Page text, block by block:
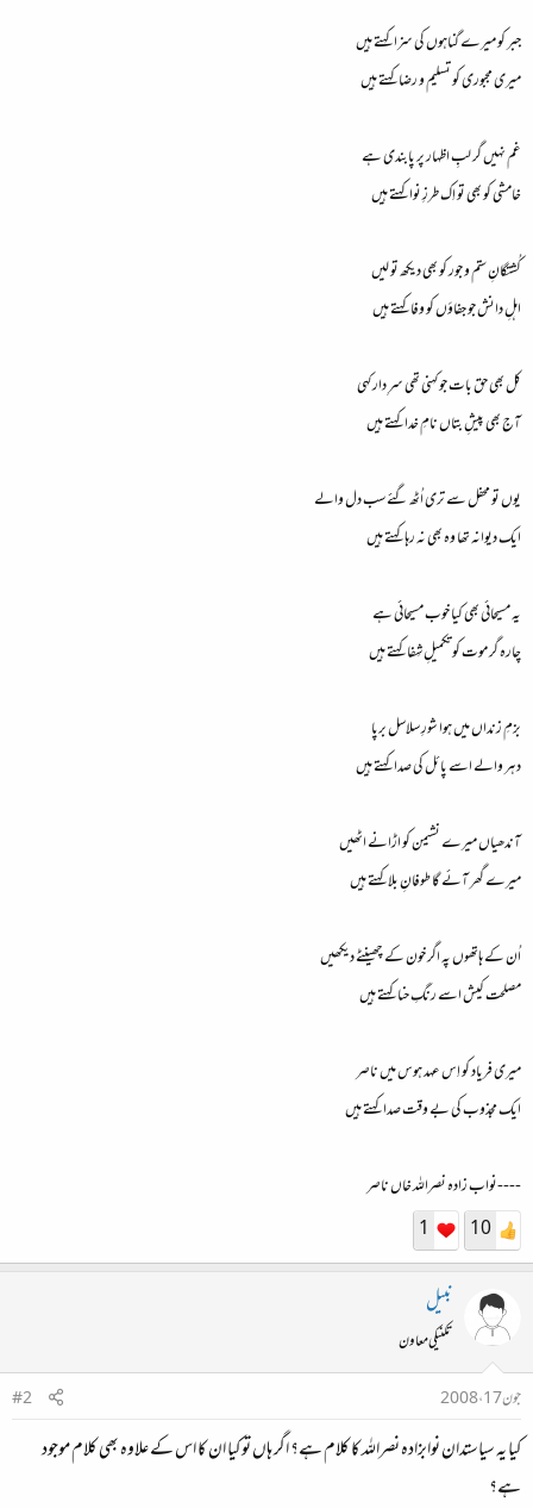
جبر کو میرے گناہوں کی سزا کہتے ہیں
میری مجبوری کو تسلیم و رضا کہتے ہیں
غم نہیں گر لبِ اظہار پر پابندی ہے
خامشی کو بھی تو اِک طرزِ نوا کہتے ہیں
کُشتگانِ ستم و جور کو بھی دیکھ تو لیں
اہلِ دانش جو جفاؤں کو وفا کہتے ہیں
کل بھی حق بات جو کہنی تھی سرِ دار کہی
آج بھی پیشِ بتاں نامِ خدا کہتے ہیں
یوں تو محفل سے تری اُٹھ گئے سب دل والے
ایک دیوانہ تھا وہ بھی نہ رہا کہتے ہیں
یہ مسیحائی بھی کیا خوب مسیحائی ہے
چارہ گر موت کو تکمیلِ شِفا کہتے ہیں
بزمِ زنداں میں ہوا شورِ سلاسل برپا
دہر والے اسے پائل کی صدا کہتے ہیں
آندھیاں میرے نشیمن کو اڑانے اٹھیں
میرے گھر آئے گا طوفانِ بلا کہتے ہیں
اُن کے ہاتھوں پہ اگر خون کے چھینٹے دیکھیں
مصلحت کیش اسے رنگِ حنا کہتے ہیں
میری فریاد کو اِس عہد ہوس میں ناصر
ایک مجذوب کی بے وقت صدا کہتے ہیں
----نواب زادہ نصراللہ خاں ناصر
10
1
نبیل
تکنیکی معاون
جون 17، 2008
#2
کیا یہ سیاستدان نوابزادہ نصراللہ کا کلام ہے؟ اگر ہاں تو کیا ان کا اس کے علاوہ بھی کلام موجود
ہے؟